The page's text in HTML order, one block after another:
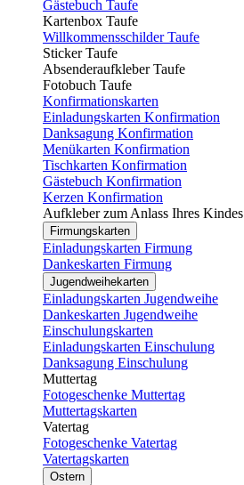
Gästebuch Taufe
Kartenbox Taufe
Willkommensschilder Taufe
Sticker Taufe
Absenderaufkleber Taufe
Fotobuch Taufe
Konfirmationskarten
Einladungskarten Konfirmation
Danksagung Konfirmation
Menükarten Konfirmation
Tischkarten Konfirmation
Gästebuch Konfirmation
Kerzen Konfirmation
Aufkleber zum Anlass Ihres Kindes
Firmungskarten
Einladungskarten Firmung
Dankeskarten Firmung
Jugendweihekarten
Einladungskarten Jugendweihe
Dankeskarten Jugendweihe
Einschulungskarten
Einladungskarten Einschulung
Danksagung Einschulung
Muttertag
Fotogeschenke Muttertag
Muttertagskarten
Vatertag
Fotogeschenke Vatertag
Vatertagskarten
Ostern